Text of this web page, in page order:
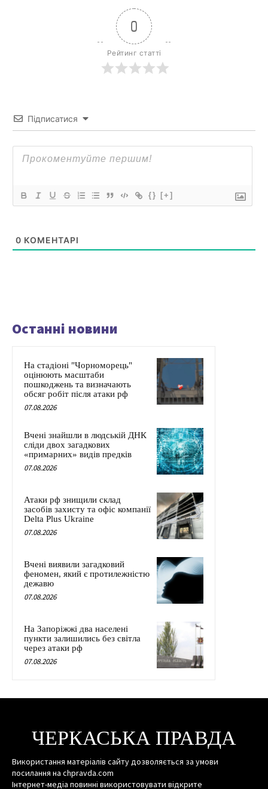
0
Рейтинг статті
Підписатися
{} [+]
0 КОМЕНТАРІ
Останні новини
На стадіоні "Чорноморець"
оцінюють масштаби
пошкоджень та визначають
обсяг робіт після атаки рф
07.08.2026
Вчені знайшли в людській ДНК
сліди двох загадкових
«примарних» видів предків
07.08.2026
Атаки рф знищили склад
засобів захисту та офіс компанії
Delta Plus Ukraine
07.08.2026
Вчені виявили загадковий
феномен, який є протилежністю
дежавю
07.08.2026
На Запоріжжі два населені
пункти залишились без світла
через атаки рф
07.08.2026
ЧЕРКАСЬКА ПРАВДА
Використання матеріалів сайту дозволяється за умови
посилання на chpravda.com
Інтернет-медіа повинні використовувати відкрите